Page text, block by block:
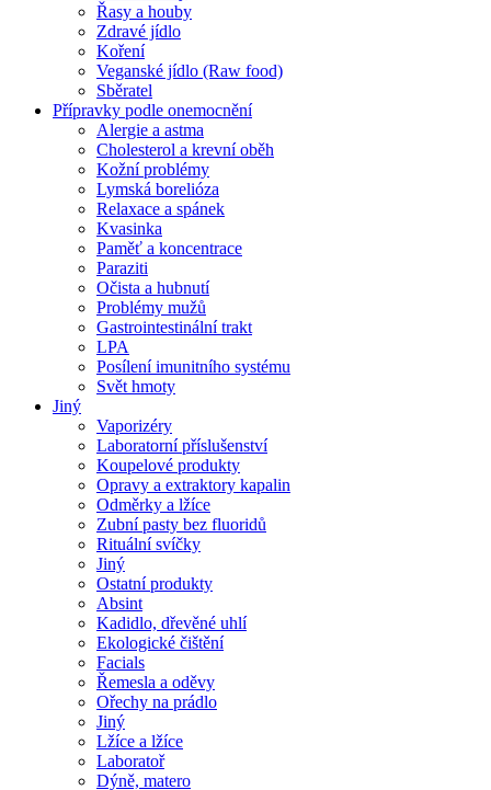
Řasy a houby
Zdravé jídlo
Koření
Veganské jídlo (Raw food)
Sběratel
Přípravky podle onemocnění
Alergie a astma
Cholesterol a krevní oběh
Kožní problémy
Lymská borelióza
Relaxace a spánek
Kvasinka
Paměť a koncentrace
Paraziti
Očista a hubnutí
Problémy mužů
Gastrointestinální trakt
LPA
Posílení imunitního systému
Svět hmoty
Jiný
Vaporizéry
Laboratorní příslušenství
Koupelové produkty
Opravy a extraktory kapalin
Odměrky a lžíce
Zubní pasty bez fluoridů
Rituální svíčky
Jiný
Ostatní produkty
Absint
Kadidlo, dřevěné uhlí
Ekologické čištění
Facials
Řemesla a oděvy
Ořechy na prádlo
Jiný
Lžíce a lžíce
Laboratoř
Dýně, matero